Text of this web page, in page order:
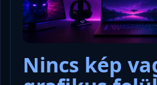
Nincs kép